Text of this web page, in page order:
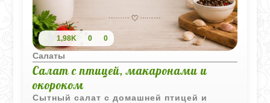
1,98K 0 0
Салаты
Салат с птицей, макаронами и
окороком
Сытный салат с домашней птицей и